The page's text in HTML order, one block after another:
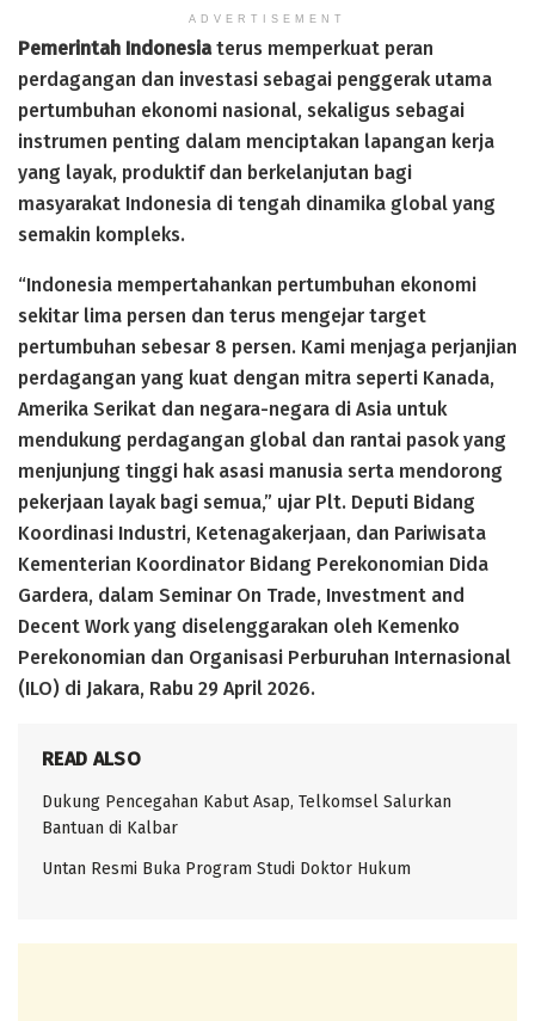
ADVERTISEMENT
Pemerintah Indonesiaterus memperkuat peran
perdagangan dan investasi sebagai penggerak utama
pertumbuhan ekonomi nasional, sekaligus sebagai
instrumen penting dalam menciptakan lapangan kerja
yang layak, produktif dan berkelanjutan bagi
masyarakat Indonesia di tengah dinamika global yang
semakin kompleks.
“Indonesia mempertahankan pertumbuhan ekonomi
sekitar lima persen dan terus mengejar target
pertumbuhan sebesar 8 persen. Kami menjaga perjanjian
perdagangan yang kuat dengan mitra seperti Kanada,
Amerika Serikat dan negara-negara di Asia untuk
mendukung perdagangan global dan rantai pasok yang
menjunjung tinggi hak asasi manusia serta mendorong
pekerjaan layak bagi semua,” ujar Plt. Deputi Bidang
Koordinasi Industri, Ketenagakerjaan, dan Pariwisata
Kementerian Koordinator Bidang Perekonomian Dida
Gardera, dalam Seminar On Trade, Investment and
Decent Work yang diselenggarakan oleh Kemenko
Perekonomian dan Organisasi Perburuhan Internasional
(ILO) di Jakara, Rabu 29 April 2026.
READ ALSO
Dukung Pencegahan Kabut Asap, Telkomsel Salurkan
Bantuan di Kalbar
Untan Resmi Buka Program Studi Doktor Hukum